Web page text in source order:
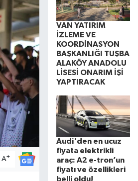
A+
VAN YATIRIM
İZLEME VE
KOORDİNASYON
BAŞKANLIĞI TUŞBA
ALAKÖY ANADOLU
LİSESİ ONARIM İŞİ
YAPTIRACAK
Audi'den en ucuz
fiyata elektrikli
araç: A2 e-tron’un
fiyatı ve özellikleri
belli oldu!